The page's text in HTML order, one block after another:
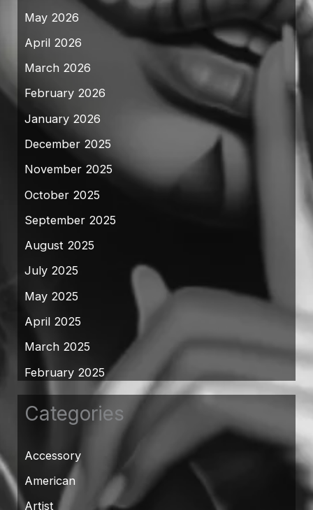
May 2026
April 2026
March 2026
February 2026
January 2026
December 2025
November 2025
October 2025
September 2025
August 2025
July 2025
May 2025
April 2025
March 2025
February 2025
Categories
Accessory
American
Artist